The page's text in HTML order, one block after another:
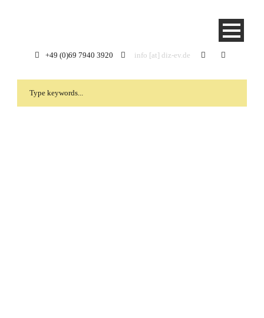
+49 (0)69 7940 3920 info [at] diz-ev.de